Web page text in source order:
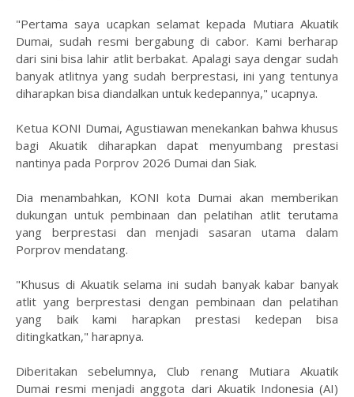
"Pertama saya ucapkan selamat kepada Mutiara Akuatik
Dumai, sudah resmi bergabung di cabor. Kami berharap
dari sini bisa lahir atlit berbakat. Apalagi saya dengar sudah
banyak atlitnya yang sudah berprestasi, ini yang tentunya
diharapkan bisa diandalkan untuk kedepannya," ucapnya.
Ketua KONI Dumai, Agustiawan menekankan bahwa khusus
bagi Akuatik diharapkan dapat menyumbang prestasi
nantinya pada Porprov 2026 Dumai dan Siak.
Dia menambahkan, KONI kota Dumai akan memberikan
dukungan untuk pembinaan dan pelatihan atlit terutama
yang berprestasi dan menjadi sasaran utama dalam
Porprov mendatang.
"Khusus di Akuatik selama ini sudah banyak kabar banyak
atlit yang berprestasi dengan pembinaan dan pelatihan
yang baik kami harapkan prestasi kedepan bisa
ditingkatkan," harapnya.
Diberitakan sebelumnya, Club renang Mutiara Akuatik
Dumai resmi menjadi anggota dari Akuatik Indonesia (AI)